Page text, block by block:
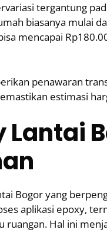
tergantung
biasanya mulai
mencapai
penawaran
estimasi
Lantai
Bogor yang
aplikasi epoxy,
ruangan. Hal ini